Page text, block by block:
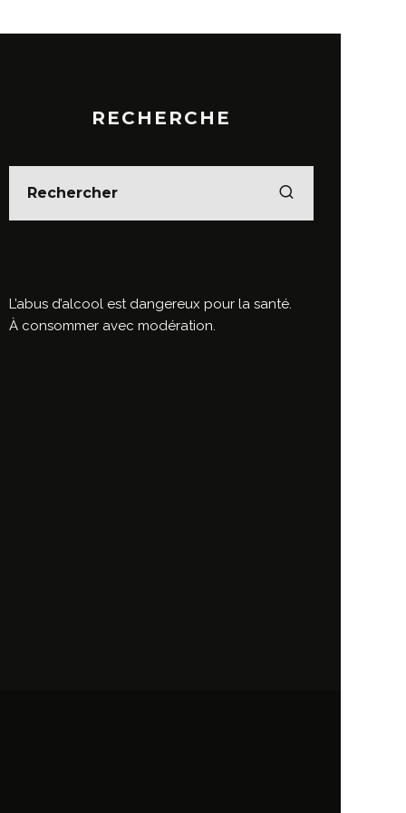
RECHERCHE
L’abus d’alcool est dangereux pour la santé.
À consommer avec modération.